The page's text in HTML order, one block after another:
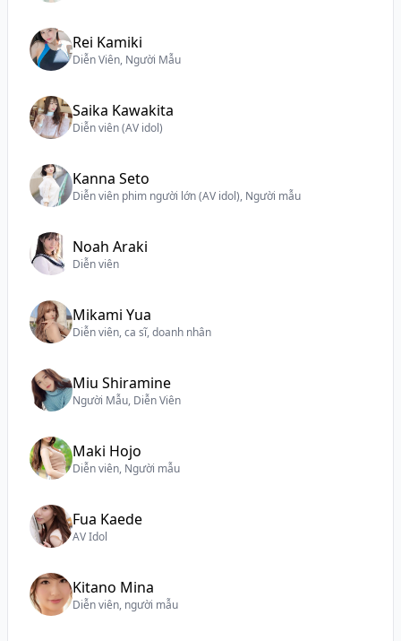
Rei Kamiki
Diễn Viên, Người Mẫu
Saika Kawakita
Diễn viên (AV idol)
Kanna Seto
Diễn viên phim người lớn (AV idol), Người mẫu
Noah Araki
Diễn viên
Mikami Yua
Diễn viên, ca sĩ, doanh nhân
Miu Shiramine
Người Mẫu, Diễn Viên
Maki Hojo
Diễn viên, Người mẫu
Fua Kaede
AV Idol
Kitano Mina
Diễn viên, người mẫu